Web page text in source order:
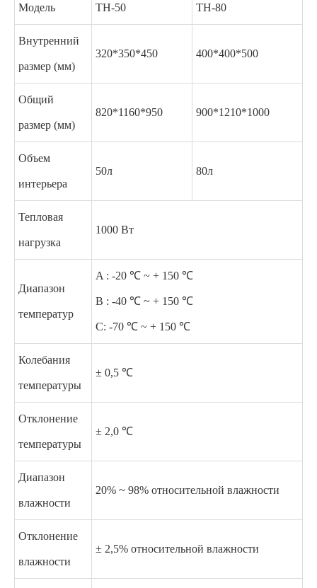
Модель TH-50 TH-80
Внутренний
размер (мм)
320*350*450 400*400*500
Общий
размер (мм)
820*1160*950 900*1210*1000
Объем
интерьера
50л 80л
Тепловая
нагрузка
1000 Вт
Диапазон
температур
A : -20 ℃ ~ + 150 ℃
B : -40 ℃ ~ + 150 ℃
C: -70 ℃ ~ + 150 ℃
Колебания
температуры
± 0,5 ℃
Отклонение
температуры
± 2,0 ℃
Диапазон
влажности
20% ~ 98% относительной влажности
Отклонение
влажности
± 2,5% относительной влажности